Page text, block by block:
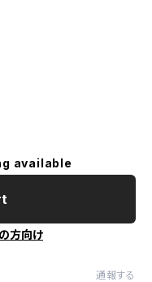
available
方向け
通報する